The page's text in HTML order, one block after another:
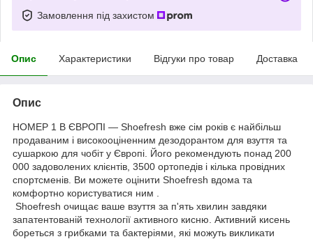
Замовлення під захистом
Опис Характеристики Відгуки про товар Доставка
Опис
НОМЕР 1 В ЄВРОПІ — Shoefresh вже сім років є найбільш
продаваним і високооціненним дезодорантом для взуття та
сушаркою для чобіт у Європі. Його рекомендують понад 200
000 задоволених клієнтів, 3500 ортопедів і кілька провідних
спортсменів. Ви можете оцінити Shoefresh вдома та
комфортно користуватися ним .
Shoefresh очищає ваше взуття за п'ять хвилин завдяки
запатентованій технології активного кисню. Активний кисень
бореться з грибками та бактеріями, які можуть викликати